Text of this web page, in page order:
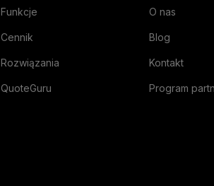
Funkcje
Cennik
Rozwiązania
QuoteGuru
O nas
Blog
Kontakt
Program